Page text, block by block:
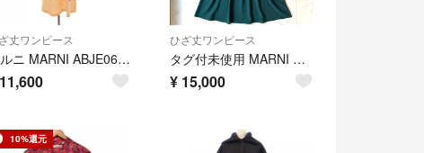
丈ワンピース
マルニ MARNI ABJE0674P1 ワンピース
11,600
ひざ丈ワンピース
タグ付未使用 MARNI マルニ 定価12.8万 シルク100% ノースリーブ ドレス ワンピース 深緑 38
¥ 15,000
10%還元